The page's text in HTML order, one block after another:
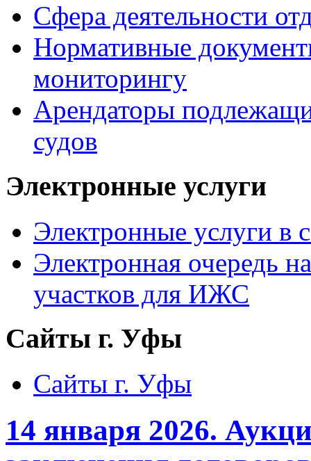
Сфера деятельности
Нормативные
мониторингу
Арендаторы
судов
Электронные услуги
Электронные услуги в
Электронная очередь
участков для ИЖС
Сайты г. Уфы
Сайты г. Уфы
14 января 2026.